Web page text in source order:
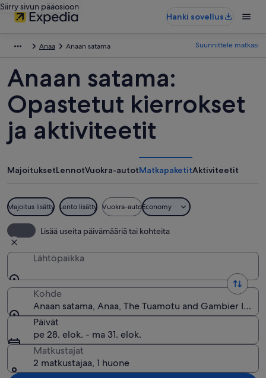
Siirry sivun pääosioon
Hanki sovellus
Anaa Anaan satama Suunnittele matkasi
Anaan satama:
Opastetut kierrokset
ja aktiviteetit
MajoituksetLennotVuokra-autotMatkapaketitAktiviteetit
Majoitus lisätty Lento lisätty Vuokra-autoEconomy
Lisää useita päivämääriä tai kohteita
Lähtöpaikka
Kohde
Anaan satama, Anaa, The Tuamotu and Gambier
Päivät
pe 28. elok. - ma 31. elok.
Matkustajat
2 matkustajaa, 1 huone